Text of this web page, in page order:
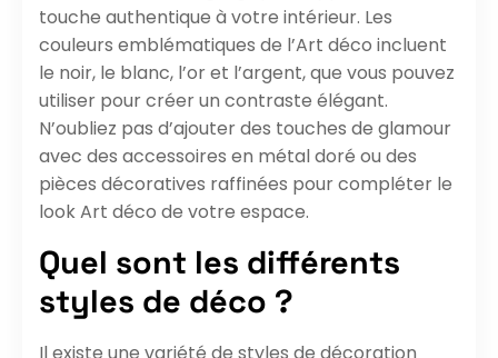
touche authentique à votre intérieur. Les
couleurs emblématiques de l’Art déco incluent
le noir, le blanc, l’or et l’argent, que vous pouvez
utiliser pour créer un contraste élégant.
N’oubliez pas d’ajouter des touches de glamour
avec des accessoires en métal doré ou des
pièces décoratives raffinées pour compléter le
look Art déco de votre espace.
Quel sont les différents
styles de déco ?